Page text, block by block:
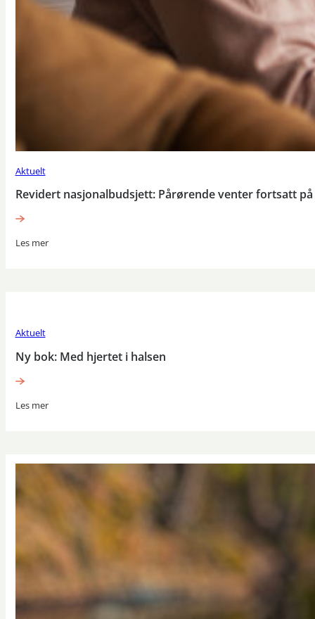
Aktuelt
Revidert nasjonalbudsjett: Pårørende venter fortsatt
Les mer
Aktuelt
Ny bok: Med hjertet i halsen
Les mer